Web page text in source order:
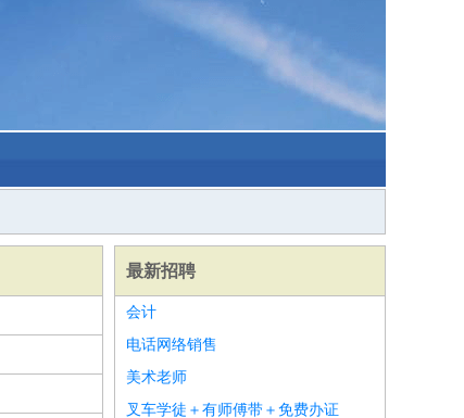
最新招聘
会计
电话网络销售
美术老师
叉车学徒＋有师傅带＋免费办证